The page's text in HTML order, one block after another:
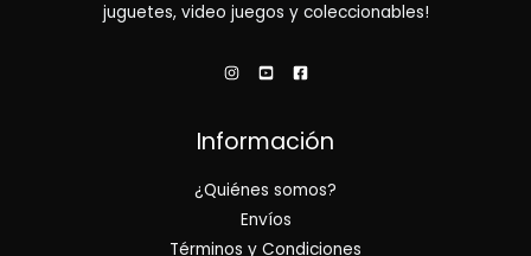
juguetes, video juegos y coleccionables!
Información
¿Quiénes somos?
Envíos
Términos y Condiciones